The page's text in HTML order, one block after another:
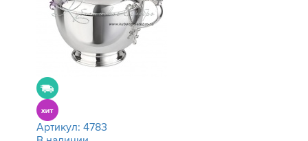
Артикул: 4783